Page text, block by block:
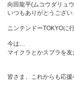
向田龍平(ムコウダリュ
いつもありがとうござい
ニンテンドーTOKYOに
今は…
マイクラとかスプラを
皆さま、これからも応